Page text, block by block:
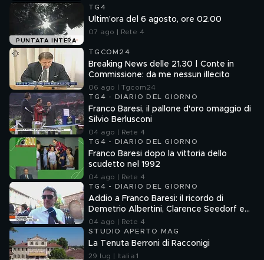
PUNTATA INTERA
TG4
Ultim'ora del 6 agosto, ore 02.00
07 ago | Rete 4
TGCOM24
Breaking News delle 21.30 | Conte in
Commissione: da me nessun illecito
06 ago | Tgcom24
TG4 - DIARIO DEL GIORNO
Franco Baresi, il pallone d'oro omaggio di
Silvio Berlusconi
04 ago | Rete 4
TG4 - DIARIO DEL GIORNO
Franco Baresi dopo la vittoria dello
scudetto nel 1992
04 ago | Rete 4
TG4 - DIARIO DEL GIORNO
Addio a Franco Baresi: il ricordo di
Demetrio Albertini, Clarence Seedorf e
Giovanni Galli
04 ago | Rete 4
STUDIO APERTO MAG
La Tenuta Berroni di Racconigi
29 lug | Italia 1